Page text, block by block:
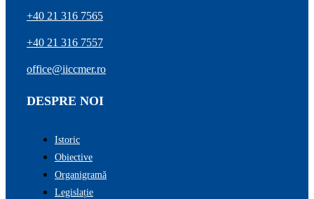
+40 21 316 7565
+40 21 316 7557
office@iiccmer.ro
DESPRE NOI
Istoric
Obiective
Organigramă
Legislație